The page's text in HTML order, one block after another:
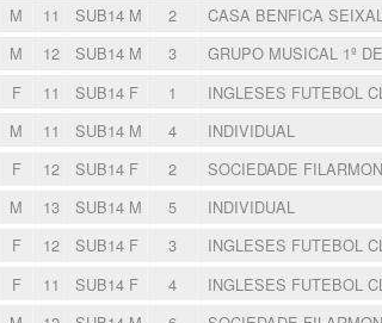
M 11 SUB14 M 2 CASA BENFICA
M 12 SUB14 M 3 GRUPO MUSICAL 1º
F 11 SUB14 F 1 INGLESES FUTEBOL
M 11 SUB14 M 4 INDIVIDUAL
F 12 SUB14 F 2 SOCIEDADE
M 13 SUB14 M 5 INDIVIDUAL
F 12 SUB14 F 3 INGLESES FUTEBOL
F 11 SUB14 F 4 INGLESES FUTEBOL